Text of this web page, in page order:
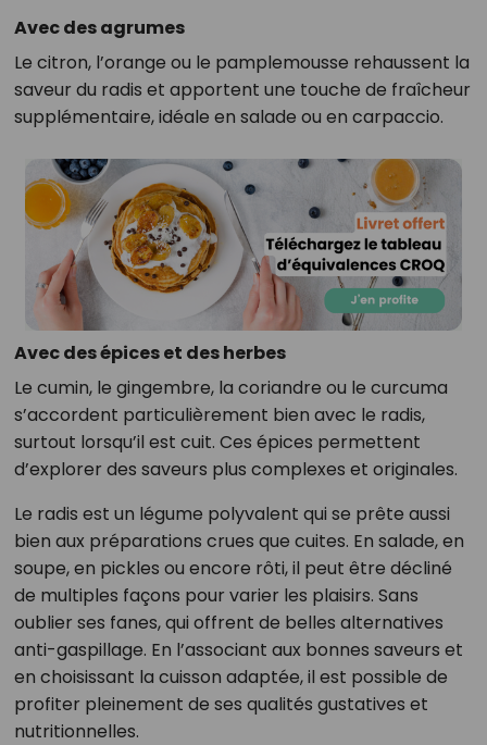
Avec des agrumes
Le citron, l’orange ou le pamplemousse rehaussent la
saveur du radis et apportent une touche de fraîcheur
supplémentaire, idéale en salade ou en carpaccio.
Avec des épices et des herbes
Le cumin, le gingembre, la coriandre ou le curcuma
s’accordent particulièrement bien avec le radis,
surtout lorsqu’il est cuit. Ces épices permettent
d’explorer des saveurs plus complexes et originales.
Le radis est un légume polyvalent qui se prête aussi
bien aux préparations crues que cuites. En salade, en
soupe, en pickles ou encore rôti, il peut être décliné
de multiples façons pour varier les plaisirs. Sans
oublier ses fanes, qui offrent de belles alternatives
anti-gaspillage. En l’associant aux bonnes saveurs et
en choisissant la cuisson adaptée, il est possible de
profiter pleinement de ses qualités gustatives et
nutritionnelles.